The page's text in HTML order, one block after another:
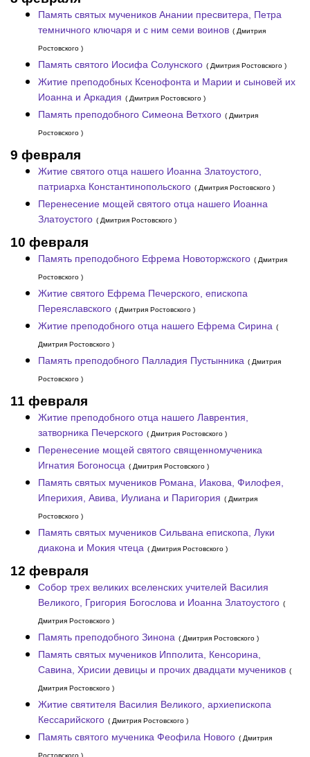
Память святых мучеников Анании пресвитера, Петра
темничного ключаря и с ним семи воинов ( Дмитрия
Ростовского )
Память святого Иосифа Солунского ( Дмитрия Ростовского )
Житие преподобных Ксенофонта и Марии и сыновей их
Иоанна и Аркадия ( Дмитрия Ростовского )
Память преподобного Симеона Ветхого ( Дмитрия
Ростовского )
9 февраля
Житие святого отца нашего Иоанна Златоустого,
патриарха Константинопольского ( Дмитрия Ростовского )
Перенесение мощей святого отца нашего Иоанна
Златоустого ( Дмитрия Ростовского )
10 февраля
Память преподобного Ефрема Новоторжского ( Дмитрия
Ростовского )
Житие святого Ефрема Печерского, епископа
Переяславского ( Дмитрия Ростовского )
Житие преподобного отца нашего Ефрема Сирина (
Дмитрия Ростовского )
Память преподобного Палладия Пустынника ( Дмитрия
Ростовского )
11 февраля
Житие преподобного отца нашего Лаврентия,
затворника Печерского ( Дмитрия Ростовского )
Перенесение мощей святого священномученика
Игнатия Богоносца ( Дмитрия Ростовского )
Память святых мучеников Романа, Иакова, Филофея,
Иперихия, Авива, Иулиана и Паригория ( Дмитрия
Ростовского )
Память святых мучеников Сильвана епископа, Луки
диакона и Мокия чтеца ( Дмитрия Ростовского )
12 февраля
Собор трех великих вселенских учителей Василия
Великого, Григория Богослова и Иоанна Златоустого (
Дмитрия Ростовского )
Память преподобного Зинона ( Дмитрия Ростовского )
Память святых мучеников Ипполита, Кенсорина,
Савина, Хрисии девицы и прочих двадцати мучеников (
Дмитрия Ростовского )
Житие святителя Василия Великого, архиепископа
Кессарийского ( Дмитрия Ростовского )
Память святого мученика Феофила Нового ( Дмитрия
Ростовского )